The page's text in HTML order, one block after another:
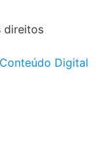
direitos
Digital